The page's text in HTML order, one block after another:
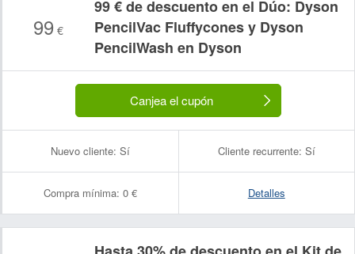
99€
99 € de descuento en el Dúo: Dyson
PencilVac Fluffycones y Dyson
PencilWash en Dyson
Canjea el cupón
Nuevo cliente: Sí Cliente recurrente: Sí
Compra mínima: 0 € Detalles